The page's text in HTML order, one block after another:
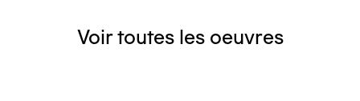
Voir toutes les oeuvres